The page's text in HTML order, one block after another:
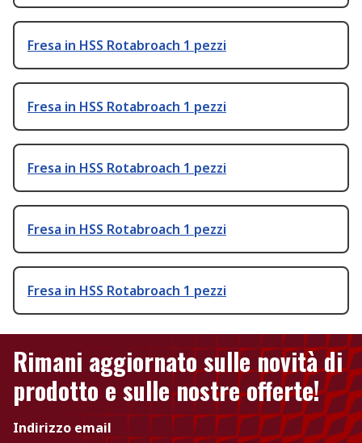
Fresa in HSS Rotabroach 1 pezzi
Fresa in HSS Rotabroach 1 pezzi
Fresa in HSS Rotabroach 1 pezzi
Fresa in HSS Rotabroach 1 pezzi
Fresa in HSS Rotabroach 1 pezzi
Rimani aggiornato sulle novità di
prodotto e sulle nostre offerte!
Indirizzo email